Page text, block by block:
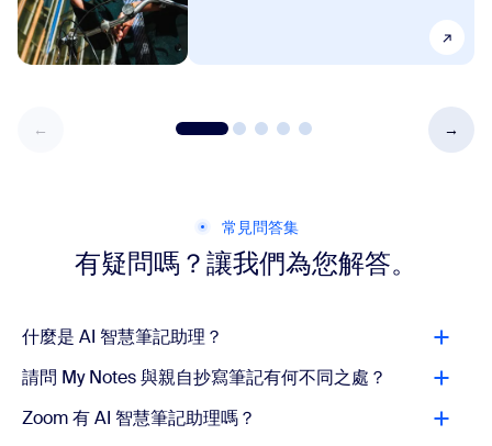
常見問答集
有疑問嗎？讓我們為您解答。
什麼是 AI 智慧筆記助理？
請問 My Notes 與親自抄寫筆記有何不同之處？
Zoom 有 AI 智慧筆記助理嗎？